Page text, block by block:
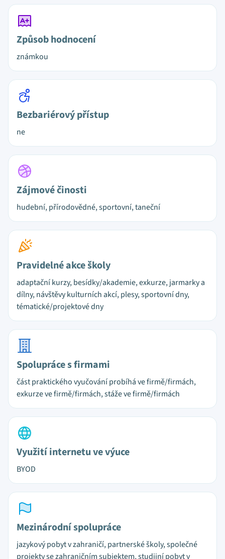
Způsob hodnocení
známkou
Bezbariérový přístup
ne
Zájmové činosti
hudební, přírodovědné, sportovní, taneční
Pravidelné akce školy
adaptační kurzy, besídky/akademie, exkurze, jarmarky a
dílny, návštěvy kulturních akcí, plesy, sportovní dny,
tématické/projektové dny
Spolupráce s firmami
část praktického vyučování probíhá ve firmě/firmách,
exkurze ve firmě/firmách, stáže ve firmě/firmách
Využití internetu ve výuce
BYOD
Mezinárodní spolupráce
jazykový pobyt v zahraničí, partnerské školy, společné
projekty se zahraničním subjektem, studijní pobyt v